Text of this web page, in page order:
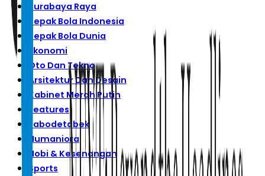
Surabaya Raya
Sepak Bola Indonesia
Sepak Bola Dunia
Ekonomi
Oto Dan Tekno
Arsitektur Dan Desain
Kabinet Merah Putih
Features
Jabodetabek
Humaniora
Hobi & Kesenangan
Sports